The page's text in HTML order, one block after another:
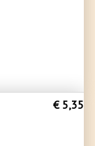
€ 5,35